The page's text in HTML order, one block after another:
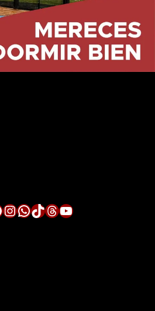
InstagramWhatsApp TikTok Threads YouTube